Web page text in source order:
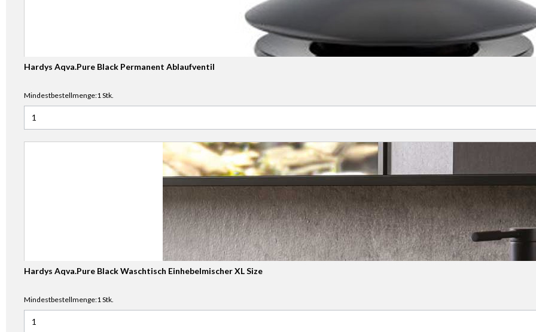
Hardys Aqva.Pure Black Permanent Ablaufventil
Mindestbestellmenge:1 Stk.
Anzahl für Hardys Aqva.Pure Black Permanent Ablaufventil
Hardys Aqva.Pure Black Waschtisch Einhebelmischer XL Size
Mindestbestellmenge:1 Stk.
Anzahl für Hardys Aqva.Pure Black Waschtisch Einhebelmischer XL Size